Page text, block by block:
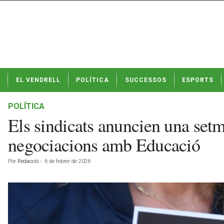
t
EL VENDRELL POLÍTICA SUCCESSOS ESPORTS
POLÍTICA
Els sindicats anuncien una
negociacions amb Educació
Por Redacció - 6 de febrer de 2026